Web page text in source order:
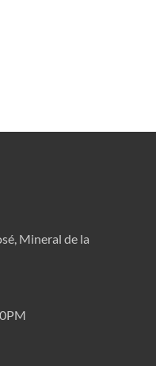
Mineral de la